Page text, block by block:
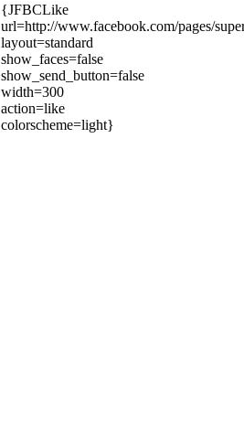
{JFBCLike
url=http://www.facebook.com/pages/
layout=standard
show_faces=false
show_send_button=false
width=300
action=like
colorscheme=light}